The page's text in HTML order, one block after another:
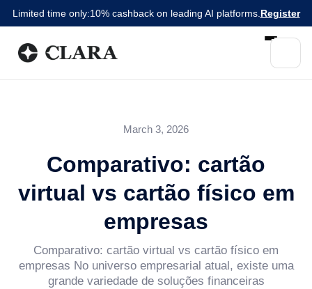
Limited time only:10% cashback on leading AI platforms. Register
March 3, 2026
Comparativo: cartão
virtual vs cartão físico em
empresas
Comparativo: cartão virtual vs cartão físico em
empresas No universo empresarial atual, existe uma
grande variedade de soluções financeiras